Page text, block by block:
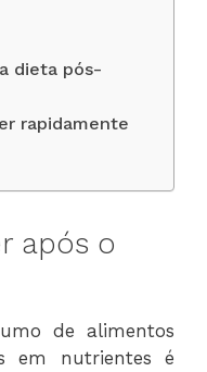
dieta pós-
rapidamente
após o
de alimentos
em nutrientes é